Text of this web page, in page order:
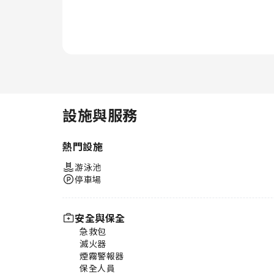
設施與服務
熱門設施
游泳池
停車場
安全與保全
急救包
滅火器
煙霧警報器
保全人員